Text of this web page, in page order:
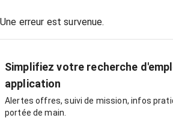
Une erreur est survenue.
Simplifiez votre recherche
application
Alertes offres, suivi de mission, infos
portée de main.